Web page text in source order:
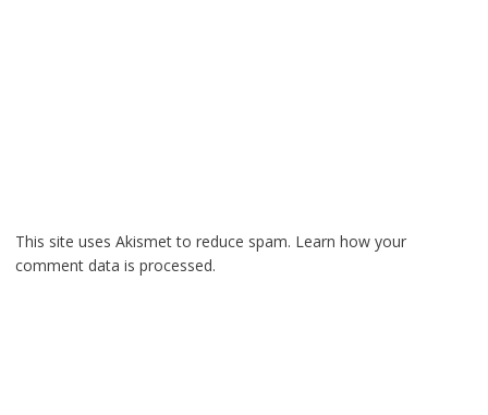
This site uses Akismet to reduce spam. Learn how your
comment data is processed.